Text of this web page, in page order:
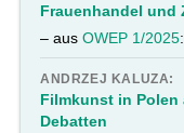
Frauenhandel
– ausOWEP 1/2025
ANDRZEJ KALUZA:
Filmkunst in
Debatten